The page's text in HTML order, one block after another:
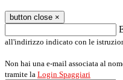
button close ×
all'indirizzo indicato con le
Non hai una e-mail associata al
tramite la Login Spaggiari